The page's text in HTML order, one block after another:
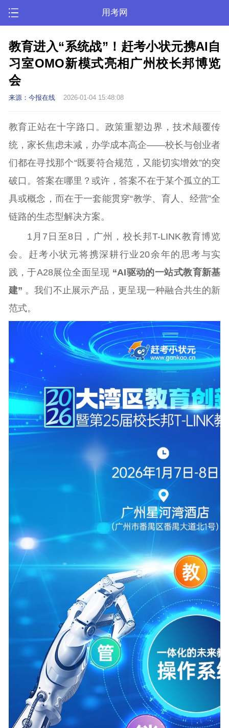
用考网
教育进入“系统战”！赶考小状元携AI自
习室OMO新模式亮相广州校长邦博览
会
来源：今报在线 2026-01-04 15:48:08
教育正站在十字路口。政策重塑边界，技术颠覆传
统，家长焦虑未减，办学成本高企——校长与创业者
们都在寻找那个“既要符合规范，又能切实增效”的突
破口。答案在哪里？或许，答案不在于某个孤立的工
具或概念，而在于一套能贯穿“教学、育人、经营”全
链路的生态型解决方案。
1月7日至8日，广州，校长邦T-LINK教育博览
会。赶考小状元将携深耕行业20余年的思考与实
践，于A28展位全面呈现 “AI驱动的一站式教育新基
建” 。我们不止展示产品，更呈现一种融合共生的新
范式。